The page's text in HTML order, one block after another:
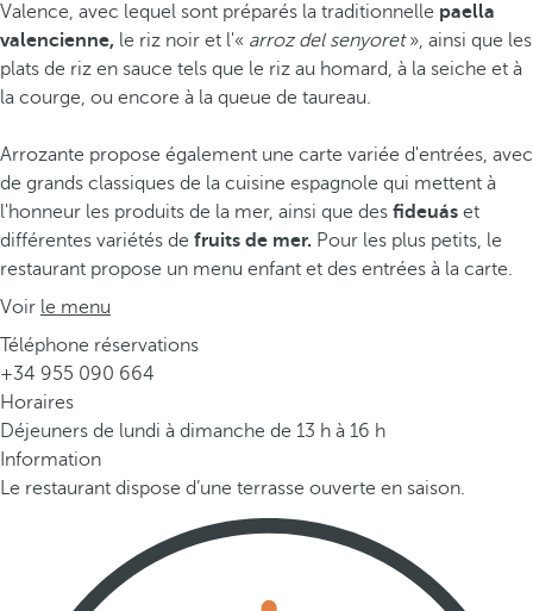
Valence, avec lequel sont préparés la traditionnelle paella
valencienne, le riz noir et l'« arroz del senyoret», ainsi que les
plats de riz en sauce tels que le riz au homard, à la seiche et à
la courge, ou encore à la queue de taureau.
Arrozante propose également une carte variée d'entrées, avec
de grands classiques de la cuisine espagnole qui mettent à
l'honneur les produits de la mer, ainsi que des fideuás et
différentes variétés de fruits de mer. Pour les plus petits, le
restaurant propose un menu enfant et des entrées à la carte.
Voir le menu
Téléphone réservations
+34 955 090 664
Horaires
Déjeuners de lundi à dimanche de 13 h à 16 h
Information
Le restaurant dispose d’une terrasse ouverte en saison.